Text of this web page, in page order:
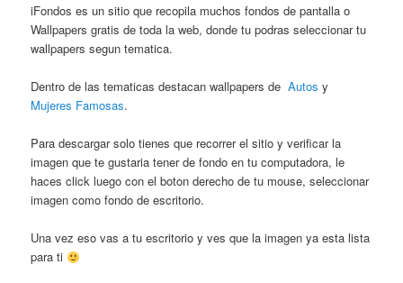
iFondos es un sitio que recopila muchos fondos de pantalla o
Wallpapers gratis de toda la web, donde tu podras seleccionar tu
wallpapers segun tematica.
Dentro de las tematicas destacan wallpapers deAutos y
Mujeres Famosas.
Para descargar solo tienes que recorrer el sitio y verificar la
imagen que te gustaria tener de fondo en tu computadora, le
haces click luego con el boton derecho de tu mouse, seleccionar
imagen como fondo de escritorio.
Una vez eso vas a tu escritorio y ves que la imagen ya esta lista
para ti